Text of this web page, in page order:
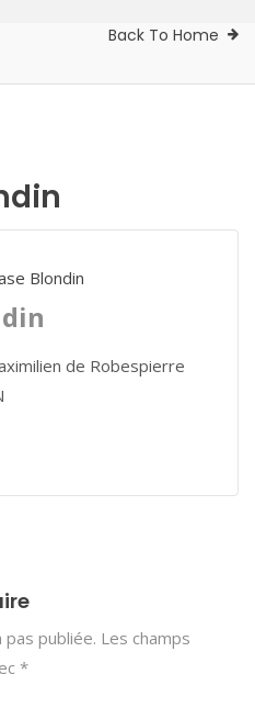
Back To Home
de Robespierre
publiée. Les champs
*